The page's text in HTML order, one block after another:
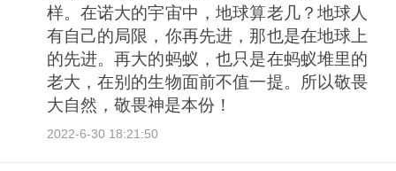
样。在诺大的宇宙中，地球算老几？地球人
有自己的局限，你再先进，那也是在地球上
的先进。再大的蚂蚁，也只是在蚂蚁堆里的
老大，在别的生物面前不值一提。所以敬畏
大自然，敬畏神是本份！
2022-6-30 18:21:50